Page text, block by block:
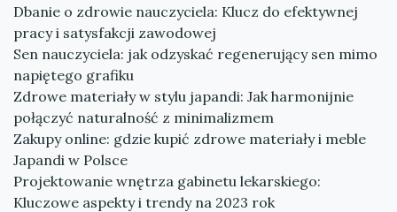
Dbanie o zdrowie nauczyciela: Klucz do efektywnej
pracy i satysfakcji zawodowej
Sen nauczyciela: jak odzyskać regenerujący sen mimo
napiętego grafiku
Zdrowe materiały w stylu japandi: Jak harmonijnie
połączyć naturalność z minimalizmem
Zakupy online: gdzie kupić zdrowe materiały i meble
Japandi w Polsce
Projektowanie wnętrza gabinetu lekarskiego:
Kluczowe aspekty i trendy na 2023 rok